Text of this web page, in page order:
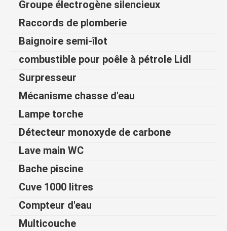
Groupe électrogène silencieux
Raccords de plomberie
Baignoire semi-îlot
combustible pour poêle à pétrole Lidl
Surpresseur
Mécanisme chasse d'eau
Lampe torche
Détecteur monoxyde de carbone
Lave main WC
Bache piscine
Cuve 1000 litres
Compteur d'eau
Multicouche